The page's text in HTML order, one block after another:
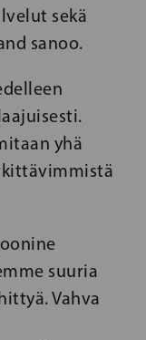
sekä
sanoo.
yhä
suuria
Vahva